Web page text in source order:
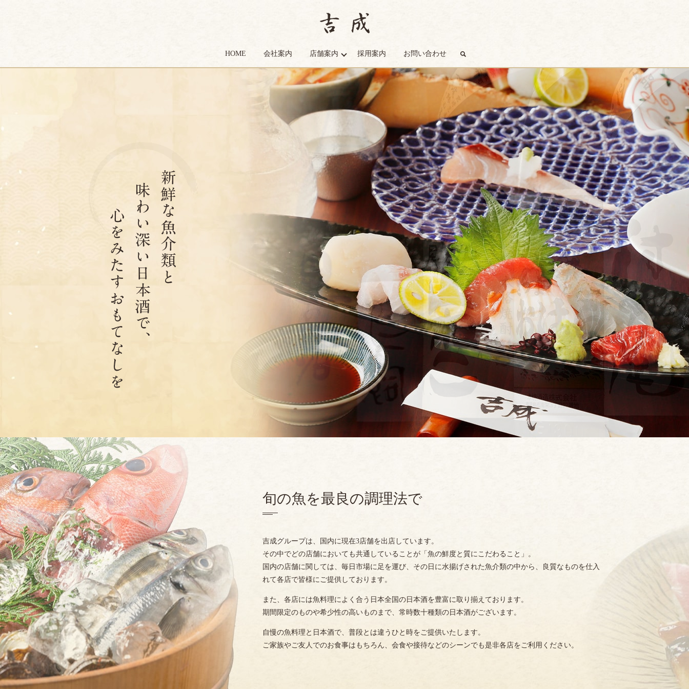
HOME 会社案内 店舗案内 採用案内 お問い合わせ search
旬の魚を最良の調理法で
吉成グループは、国内に現在3店舗を出店しています。
その中でどの店舗においても共通していることが「魚の鮮度と質にこだわること」。
国内の店舗に関しては、毎日市場に足を運び、その日に水揚げされた魚介類の中から、良質なものを仕入
れて各店で皆様にご提供しております。
また、各店には魚料理によく合う日本全国の日本酒を豊富に取り揃えております。
期間限定のものや希少性の高いものまで、常時数十種類の日本酒がございます。
自慢の魚料理と日本酒で、普段とは違うひと時をご提供いたします。
ご家族やご友人でのお食事はもちろん、会食や接待などのシーンでも是非各店をご利用ください。